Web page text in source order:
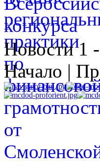
Новости 1
Начало |